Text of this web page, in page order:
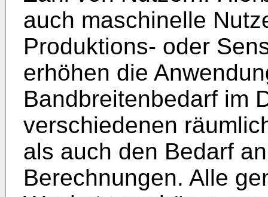
auch maschinelle
Produktions- oder
erhöhen die
Bandbreitenbedarf im
verschiedenen
als auch den Bedarf
Berechnungen. Alle